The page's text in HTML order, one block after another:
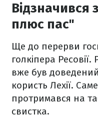
Відзначився
плюс пас"
Ще до перерви
голкіпера
вже був
користь Лехії.
протримався на
свистка.